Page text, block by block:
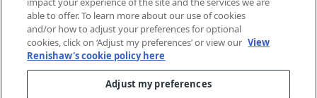
展覽與會議
我們參加的活動
able to offer. To learn more about our use of cookies
and/or how to adjust your preferences for optional
cookies, click on ‘Adjust my preferences’ or view our View
Renishaw's cookie policy here
Adjust my preferences